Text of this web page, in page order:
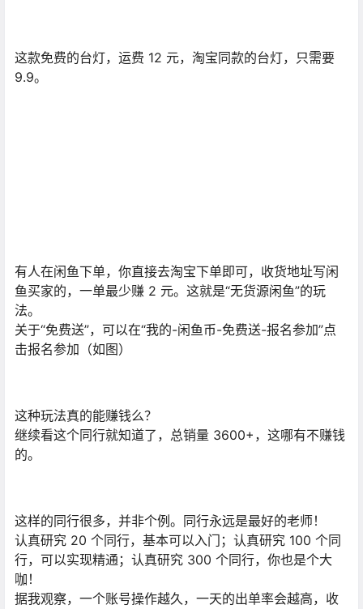
这款免费的台灯，运费 12 元，淘宝同款的台灯，只需要
9.9。
有人在闲鱼下单，你直接去淘宝下单即可，收货地址写闲
鱼买家的，一单最少赚 2 元。这就是“无货源闲鱼”的玩
法。
关于“免费送”，可以在“我的-闲鱼币-免费送-报名参加”点
击报名参加（如图）
这种玩法真的能赚钱么？
继续看这个同行就知道了，总销量 3600+，这哪有不赚钱
的。
这样的同行很多，并非个例。同行永远是最好的老师！
认真研究 20 个同行，基本可以入门；认真研究 100 个同
行，可以实现精通；认真研究 300 个同行，你也是个大
咖！
据我观察，一个账号操作越久，一天的出单率会越高，收